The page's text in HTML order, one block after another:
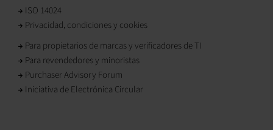
ISO 14024
Privacidad, condiciones y cookies
Para propietarios de marcas y verificadores de TI
Para revendedores y minoristas
Purchaser Advisory Forum
Iniciativa de Electrónica Circular